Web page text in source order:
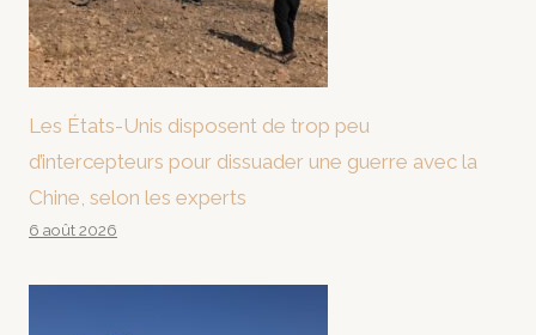
Les États-Unis disposent de trop peu
d’intercepteurs pour dissuader une guerre avec la
Chine, selon les experts
6 août 2026